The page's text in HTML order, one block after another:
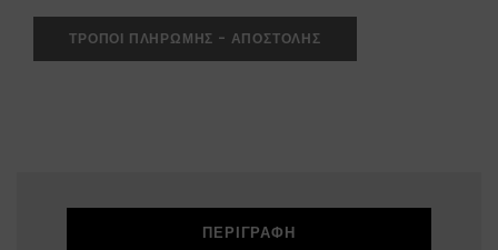
ΤΡΟΠΟΙ ΠΛΗΡΩΜΗΣ - ΑΠΟΣΤΟΛΗΣ
ΠΕΡΙΓΡΑΦΉ